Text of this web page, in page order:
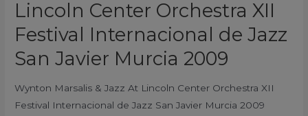
Lincoln Center Orchestra XII
Festival Internacional de Jazz
San Javier Murcia 2009
Wynton Marsalis & Jazz At Lincoln Center Orchestra XII
Festival Internacional de Jazz San Javier Murcia 2009
San
Murcia
2009